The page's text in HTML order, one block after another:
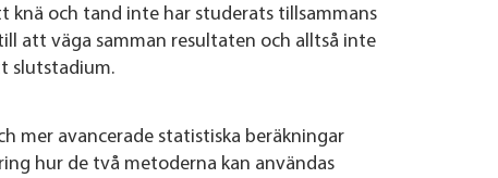
knä och tand inte har studerats tillsammans
att väga samman resultaten och alltså inte
slutstadium.
mer avancerade statistiska beräkningar
hur de två metoderna kan användas